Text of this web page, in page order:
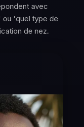
avec
ou 'quel type de
de nez.